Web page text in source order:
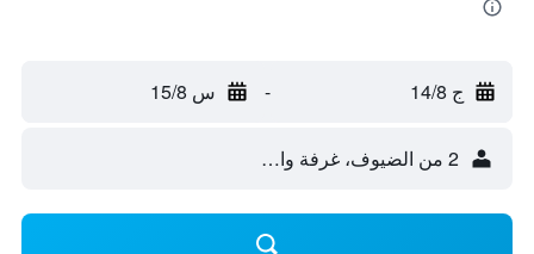
ج 14/8 - س 15/8
2 من الضيوف، غرفة واحدة